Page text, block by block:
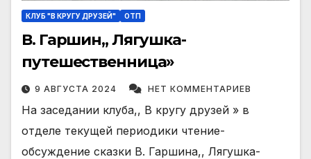
КЛУБ "В КРУГУ ДРУЗЕЙ" ОТП
В. Гаршин,, Лягушка-
путешественница»
9 АВГУСТА 2024 НЕТ КОММЕНТАРИЕВ
На заседании клуба,, В кругу друзей » в
отделе текущей периодики чтение-
обсуждение сказки В. Гаршина,, Лягушка-